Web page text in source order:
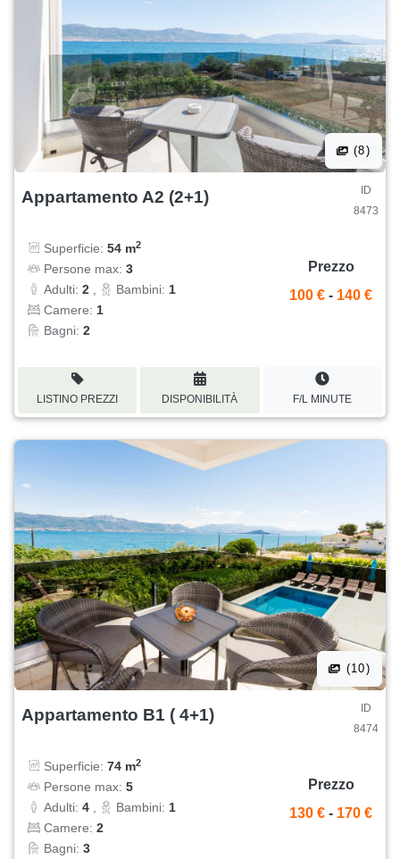
(8)
Appartamento A2 (2+1)
ID
8473
Superficie: 54 m2
Persone max: 3
Adulti: 2 Bambini: 1
Camere: 1
Bagni: 2
Prezzo
100 € - 140 €
LISTINO PREZZI DISPONIBILITÀ F/L MINUTE
(10)
Appartamento B1 ( 4+1)
ID
8474
Superficie: 74 m2
Persone max: 5
Adulti: 4 Bambini: 1
Camere: 2
Bagni: 3
Prezzo
130 € - 170 €